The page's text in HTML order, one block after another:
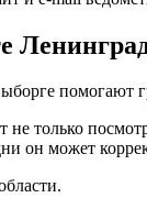
помогают
не только
он может